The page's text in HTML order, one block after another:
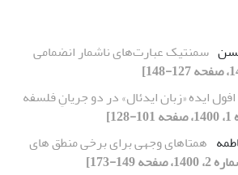
سمنتیک عبارت‌های ناشمار انضمامی
ایده «زبان ایدئال» در دو جریانِ فلسفه
همتاهای وجهی برای برخی منطق های